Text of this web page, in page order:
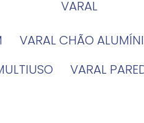
VARAL
VARAL CHÃO
VARAL